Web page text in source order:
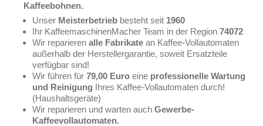
Kaffeebohnen.
Unser Meisterbetrieb besteht seit 1960
Ihr KaffeemaschinenMacher Team in der Region 74072
Wir reparieren alle Fabrikate an Kaffee-Vollautomaten
außerhalb der Herstellergarantie, soweit Ersatzteile
verfügbar sind!
Wir führen für 79,00 Euro eine professionelle Wartung
und Reinigung Ihres Kaffee-Vollautomaten durch!
(Haushaltsgeräte)
Wir reparieren und warten auch Gewerbe-
Kaffeevollautomaten.